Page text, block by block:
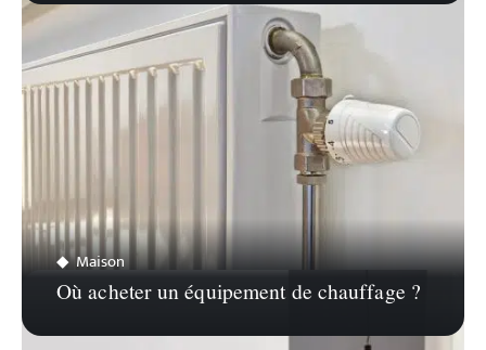
Maison
Où acheter un équipement de chauffage ?